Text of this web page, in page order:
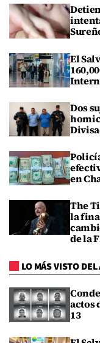
El
Dos
en
The
la
de la
LO MÁS VISTO
actos
13